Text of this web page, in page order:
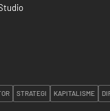
STRATEGI KAPITALISME